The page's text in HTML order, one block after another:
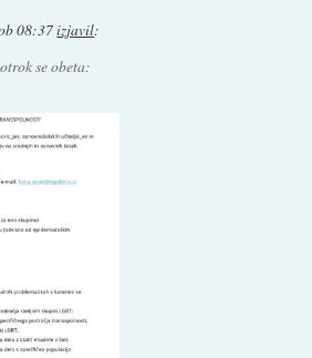
08:37izjavil:
se obeta: